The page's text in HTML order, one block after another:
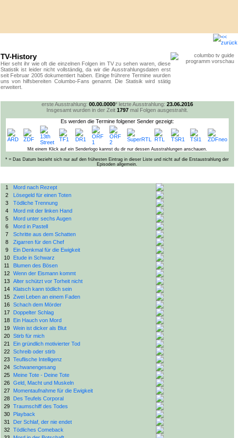
TV-History
Hier seht ihr wie oft die einzelnen Folgen im TV zu sehen waren, diese
Statistik ist leider nicht vollständig, da wir die Ausstrahlungsdaten erst
seit Februar 2005 dokumentiert haben. Einige frührere Termine wurden
uns von hilfsbereiten Columbo-Fans genannt. Die Statisik wird stätig
erweitert.
erste Ausstrahlung: 00.00.0000* letzte Ausstrahlung: 23.06.2016
Insgesamt wurden in der Zeit 1797mal Folgen ausgestrahlt.
Es werden die Termine folgener Sender gezeigt:
Mit einem Klick auf ein Senderlogo kannst du dir nur dessen Ausstrahlungen anschauen.
* = Das Datum bezieht sich nur auf den frühesten Eintrag in dieser Liste und nicht auf die Erstaustrahlung der
Episoden allgemein.
1
Mord nach Rezept
2
Lösegeld für einen Toten
3
Tödliche Trennung
4
Mord mit der linken Hand
5
Mord unter sechs Augen
6
Mord in Pastell
7
Schritte aus dem Schatten
8
Zigarren für den Chef
9
Ein Denkmal für die Ewigkeit
10
Etude in Schwarz
11
Blumen des Bösen
12
Wenn der Eismann kommt
13
Alter schützt vor Torheit nicht
14
Klatsch kann tödlich sein
15
Zwei Leben an einem Faden
16
Schach dem Mörder
17
Doppelter Schlag
18
Ein Hauch von Mord
19
Wein ist dicker als Blut
20
Stirb für mich
21
Ein gründlich motivierter Tod
22
Schreib oder stirb
23
Teuflische Intelligenz
24
Schwanengesang
25
Meine Tote - Deine Tote
26
Geld, Macht und Muskeln
27
Momentaufnahme für die Ewigkeit
28
Des Teufels Corporal
29
Traumschiff des Todes
30
Playback
31
Der Schlaf, der nie endet
32
Tödliches Comeback